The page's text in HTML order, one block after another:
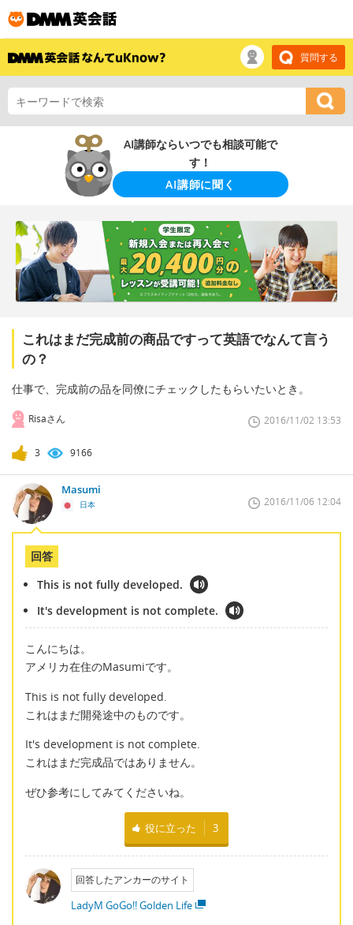
質問する
AI講師ならいつでも相談可能で
す！
AI講師に聞く
これはまだ完成前の商品ですって英語でなんて言う
の？
仕事で、完成前の品を同僚にチェックしたもらいたいとき。
Risaさん 2016/11/02 13:53
3 9166
Masumi
日本 2016/11/06 12:04
回答
This is not fully developed.
It's development is not complete.
こんにちは。
アメリカ在住のMasumiです。
This is not fully developed.
これはまだ開発途中のものです。
It's development is not complete.
これはまだ完成品ではありません。
ぜひ参考にしてみてくださいね。
役に立った 3
回答したアンカーのサイト
LadyM GoGo!! Golden Life